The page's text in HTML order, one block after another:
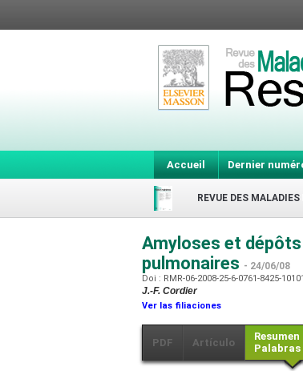
Accueil Dernier
REVUE DES
Amyloses et
pulmonaires - 24/06/08
Doi : RMR-06-2008-25-6-0761-8425-
J.-F. Cordier
Ver las filiaciones
PDF Artículo
Resumen
Palabras